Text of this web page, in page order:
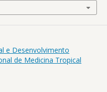
e Desenvolvimento
de Medicina Tropical